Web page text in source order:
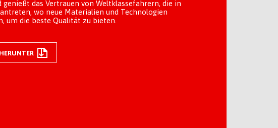
das Vertrauen von Weltklassefahrern, die in
wo neue Materialien und Technologien
um die beste Qualität zu bieten.